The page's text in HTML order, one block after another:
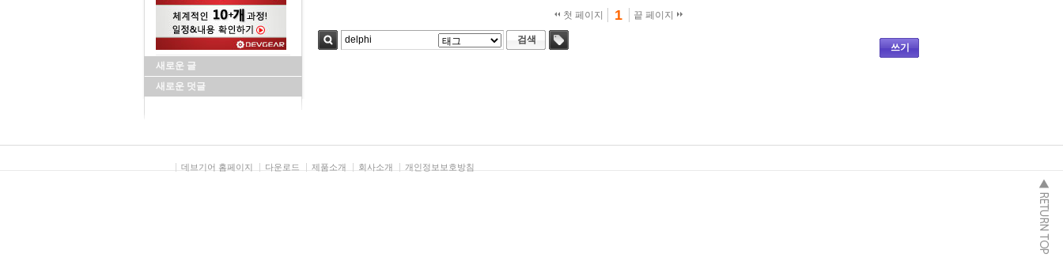
새로운 글
새로운 덧글
첫 페이지 1 끝 페이지
쓰기
검색
데브기어 홈페이지 다운로드 제품소개 회사소개 개인정보보호방침